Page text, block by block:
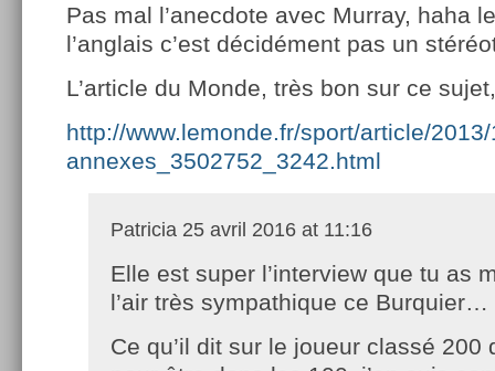
Pas mal l’anecdote avec Murray, haha
l’anglais c’est décidément pas un
L’article du Monde, très bon sur ce
http://www.lemonde.fr/sport/article/
annexes_3502752_3242.html
Patricia 25 avril 2016 at 11:16
Elle est super l’interview que tu as
l’air très sympathique ce Burquier…
Ce qu’il dit sur le joueur classé 200